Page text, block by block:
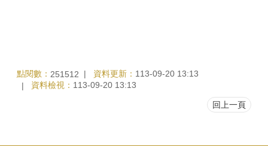
點閱數： 251512 資料更新： 113-09-20 13:13
資料檢視： 113-09-20 13:13
回上一頁